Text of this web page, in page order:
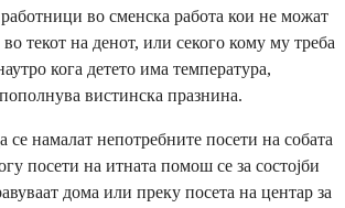
во сменска работа кои не можат
текот на денот, или секого кому му треба
кога детето има температура,
вистинска празнина.
се намалат непотребните посети на собата
посети на итната помош се за состојби
дома или преку посета на центар за